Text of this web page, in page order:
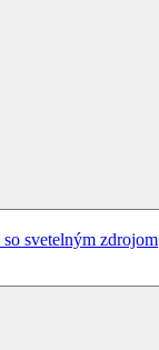
svetelným zdrojom